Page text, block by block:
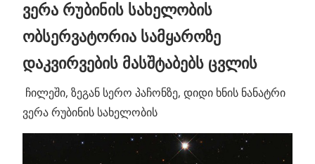
ვერა რუბინის სახელობის
ობსერვატორია სამყაროზე
დაკვირვების მასშტაბებს ცვლის
ჩილეში, ზეგან სერო პაჩონზე, დიდი ხნის ნანატრი
ვერა რუბინის სახელობის